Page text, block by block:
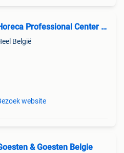
Horeca Professional Center BV
België
website
& Goesten Belgie